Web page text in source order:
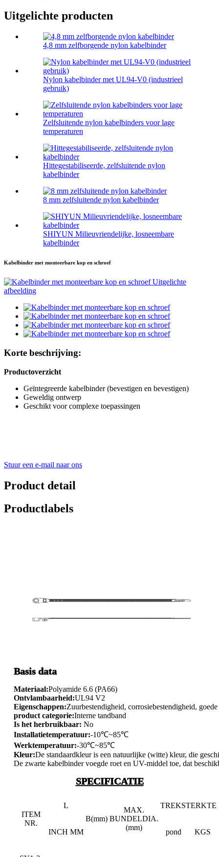
Uitgelichte producten
4,8 mm zelfborgende nylon kabelbinder
Nylon kabelbinder met UL94-V0 (industrieel
gebruik)
Zelfsluitende nylon kabelbinders voor lage
temperaturen
Hittegestabiliseerde, zelfsluitende nylon
kabelbinder
8 mm zelfsluitende nylon kabelbinder
SHIYUN Milieuvriendelijke, losneembare
kabelbinder
Kabelbinder met monteerbare kop en schroef
Korte beschrijving:
Productoverzicht
Geïntegreerde kabelbinder (bevestigen en bevestigen)
Geweldig ontwerp
Geschikt voor complexe toepassingen
Stuur een e-mail naar ons
Product detail
Productlabels
Basis data
Materiaal:Polyamide 6.6 (PA66)
Ontvlambaarheid:UL94 V2
Eigenschappen:Zuurbestendigheid, corrosiebestendigheid,
product categorie:Interne tandband
Is het herbruikbaar: No
Installatietemperatuur:-10℃~85℃
Werktemperatuur:-30℃~85℃
Kleur:De standaardkleur is een natuurlijke (witte) kleur, die
De zwarte kabelbinder voegde roet en UV-middel toe, dat
SPECIFICATIE
ITEM
NR.
L
B(mm)
MAX.
BUNDELDIA.
(mm)
TREKSTERKTE
INCH MM pond KGS